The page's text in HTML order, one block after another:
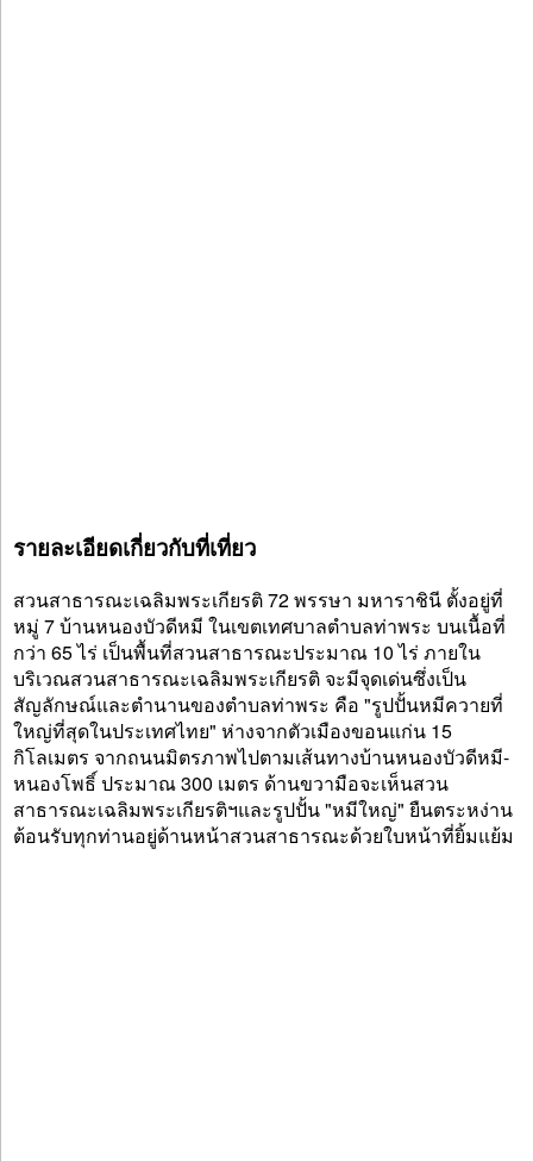
รายละเอียดเกี่ยวกับที่เที่ยว
สวนสาธารณะเฉลิมพระเกียรติ 72 พรรษา มหาราชินี ตั้งอยู่ที่
หมู่ 7 บ้านหนองบัวดีหมี ในเขตเทศบาลตำบลท่าพระ บนเนื้อที่
กว่า 65 ไร่ เป็นพื้นที่สวนสาธารณะประมาณ 10 ไร่ ภายใน
บริเวณสวนสาธารณะเฉลิมพระเกียรติ จะมีจุดเด่นซึ่งเป็น
สัญลักษณ์และตำนานของตำบลท่าพระ คือ "รูปปั้นหมีควายที่
ใหญ่ที่สุดในประเทศไทย" ห่างจากตัวเมืองขอนแก่น 15
กิโลเมตร จากถนนมิตรภาพไปตามเส้นทางบ้านหนองบัวดีหมี-
หนองโพธิ์ ประมาณ 300 เมตร ด้านขวามือจะเห็นสวน
สาธารณะเฉลิมพระเกียรติฯและรูปปั้น "หมีใหญ่" ยืนตระหง่าน
ต้อนรับทุกท่านอยู่ด้านหน้าสวนสาธารณะด้วยใบหน้าที่ยิ้มแย้ม